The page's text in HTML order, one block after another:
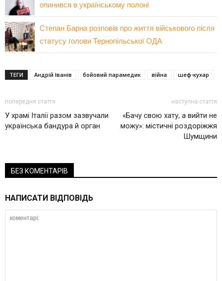
опинився в українському полоні
Степан Барна розповів про життя військового після
статусу голови Тернопільської ОДА
ТЕГИ Андрій Іванів бойовий парамедик війна шеф-кухар
попередня стаття
У храмі Італії разом зазвучали
українська бандура й орган
наступна стаття
«Бачу свою хату, а вийти не
можу»: містичні роздоріжжя
Шумщини
БЕЗ КОМЕНТАРІВ
НАПИСАТИ ВІДПОВІДЬ